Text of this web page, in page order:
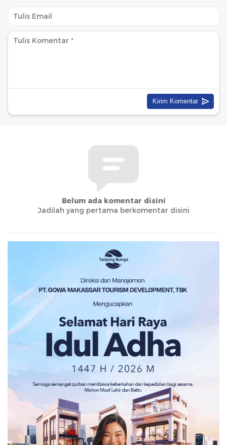
Belum ada komentar disini
Jadilah yang pertama berkomentar disini